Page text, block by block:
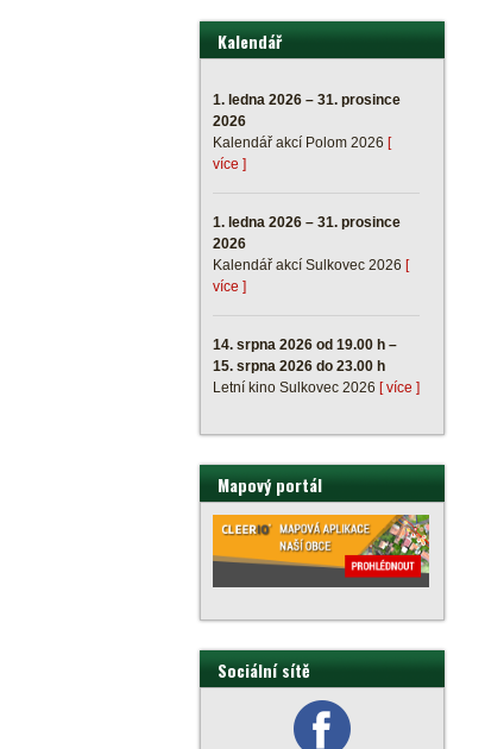
Kalendář
1. ledna 2026 – 31. prosince
2026
Kalendář akcí Polom 2026 [
více ]
1. ledna 2026 – 31. prosince
2026
Kalendář akcí Sulkovec 2026 [
více ]
14. srpna 2026 od 19.00 h –
15. srpna 2026 do 23.00 h
Letní kino Sulkovec 2026 [ více ]
Mapový portál
Sociální sítě